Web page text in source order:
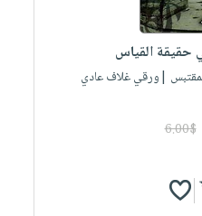
حقيقة القياس
|ورقي غلاف عادي
6.00$